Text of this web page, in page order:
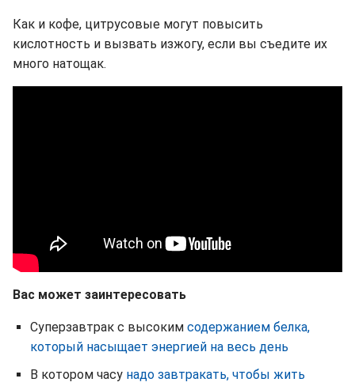
Как и кофе, цитрусовые могут повысить
кислотность и вызвать изжогу, если вы съедите их
много натощак.
Вас может заинтересовать
Суперзавтрак с высоким содержанием белка,
который насыщает энергией на весь день
В котором часу надо завтракать, чтобы жить